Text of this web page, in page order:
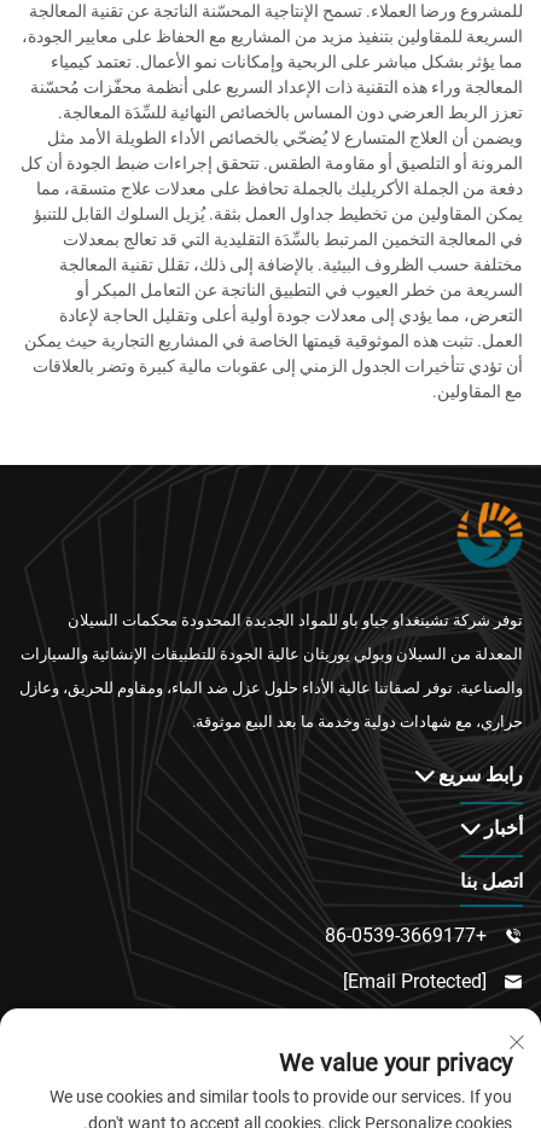
للمشروع ورضا العملاء. تسمح الإنتاجية المحسّنة الناتجة عن تقنية المعالجة
السريعة للمقاولين بتنفيذ مزيد من المشاريع مع الحفاظ على معايير الجودة،
مما يؤثر بشكل مباشر على الربحية وإمكانات نمو الأعمال. تعتمد كيمياء
المعالجة وراء هذه التقنية ذات الإعداد السريع على أنظمة محفّزات مُحسّنة
تعزز الربط العرضي دون المساس بالخصائص النهائية للسِّدَة المعالجة.
ويضمن أن العلاج المتسارع لا يُضحّي بالخصائص الأداء الطويلة الأمد مثل
المرونة أو التلصيق أو مقاومة الطقس. تتحقق إجراءات ضبط الجودة أن كل
دفعة من الجملة الأكريليك بالجملة تحافظ على معدلات علاج متسقة، مما
يمكن المقاولين من تخطيط جداول العمل بثقة. يُزيل السلوك القابل للتنبؤ
في المعالجة التخمين المرتبط بالسِّدَة التقليدية التي قد تعالج بمعدلات
مختلفة حسب الظروف البيئية. بالإضافة إلى ذلك، تقلل تقنية المعالجة
السريعة من خطر العيوب في التطبيق الناتجة عن التعامل المبكر أو
التعرض، مما يؤدي إلى معدلات جودة أولية أعلى وتقليل الحاجة لإعادة
العمل. تثبت هذه الموثوقية قيمتها الخاصة في المشاريع التجارية حيث يمكن
أن تؤدي تتأخيرات الجدول الزمني إلى عقوبات مالية كبيرة وتضر بالعلاقات
مع المقاولين.
توفر شركة تشينغداو جياو باو للمواد الجديدة المحدودة محكمات السيلان
المعدلة من السيلان وبولي يوريثان عالية الجودة للتطبيقات الإنشائية والسيارات
والصناعية. توفر لصقاتنا عالية الأداء حلول عزل ضد الماء، ومقاوم للحريق، وعازل
حراري، مع شهادات دولية وخدمة ما بعد البيع موثوقة.
رابط سريع
أخبار
اتصل بنا

+86-0539-3669177

[email Protected]

مقاطعة لينكو، مدينة وييفانغ، مقاطعة شاندونغ
We value your privacy
We use cookies and similar tools to provide our services. If you
don't want to accept all cookies, click Personalize cookies.